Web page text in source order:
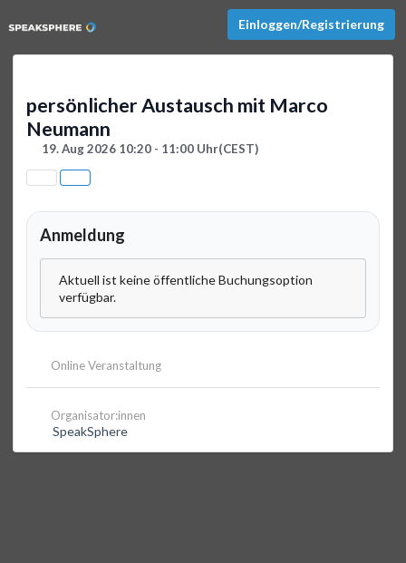
Einloggen/Registrierung
persönlicher Austausch mit Marco
Neumann
19. Aug 2026 10:20 - 11:00 Uhr(CEST)
Anmeldung
Aktuell ist keine öffentliche Buchungsoption
verfügbar.
Online Veranstaltung
Organisator:innen
SpeakSphere